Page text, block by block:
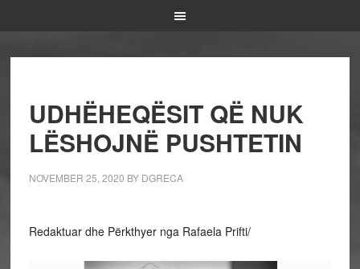
UDHËHEQËSIT QË NUK
LËSHOJNË PUSHTETIN
NOVEMBER 25, 2020 BY DGRECA
Redaktuar dhe Përkthyer nga Rafaela Prifti/